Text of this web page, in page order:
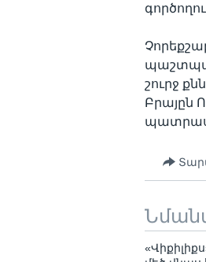
շուրջ
Բրայըն